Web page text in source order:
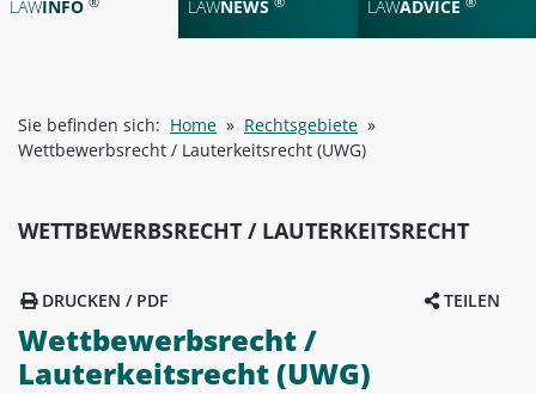
LAWINFO LAWNEWS LAWADVICE
Sie befinden sich: Home » Rechtsgebiete »
Wettbewerbsrecht / Lauterkeitsrecht (UWG)
WETTBEWERBSRECHT / LAUTERKEITSRECHT
TEILEN
DRUCKEN / PDF
Wettbewerbsrecht /
Lauterkeitsrecht (UWG)